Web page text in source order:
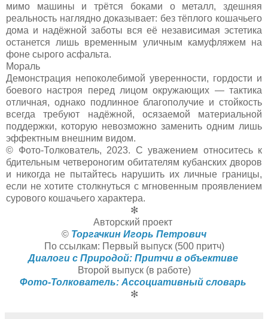
мимо машины и трётся боками о металл, здешняя
реальность наглядно доказывает: без тёплого кошачьего
дома и надёжной заботы вся её независимая эстетика
останется лишь временным уличным камуфляжем на
фоне сырого асфальта.
Мораль
Демонстрация непоколебимой уверенности, гордости и
боевого настроя перед лицом окружающих — тактика
отличная, однако подлинное благополучие и стойкость
всегда требуют надёжной, осязаемой материальной
поддержки, которую невозможно заменить одним лишь
эффектным внешним видом.
© Фото-Толкователь, 2023. С уважением относитесь к
бдительным четвероногим обитателям кубанских дворов
и никогда не пытайтесь нарушить их личные границы,
если не хотите столкнуться с мгновенным проявлением
сурового кошачьего характера.
✻
Авторский проект
© Торгачкин Игорь Петрович
По ссылкам: Первый выпуск (500 притч)
Диалоги с Природой: Притчи в объективе
Второй выпуск (в работе)
Фото-Толкователь: Ассоциативный словарь
✻